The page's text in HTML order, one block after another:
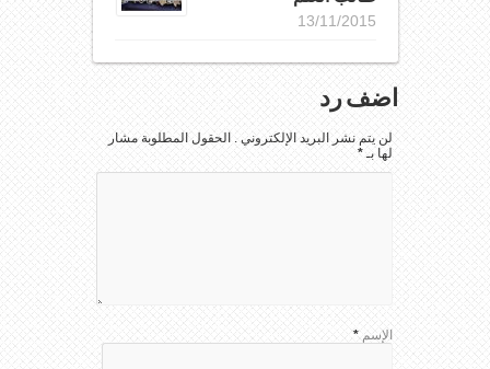
13/11/2015
اضف رد
لن يتم نشر البريد الإلكتروني . الحقول المطلوبة مشار
لها بـ*
الإسم *